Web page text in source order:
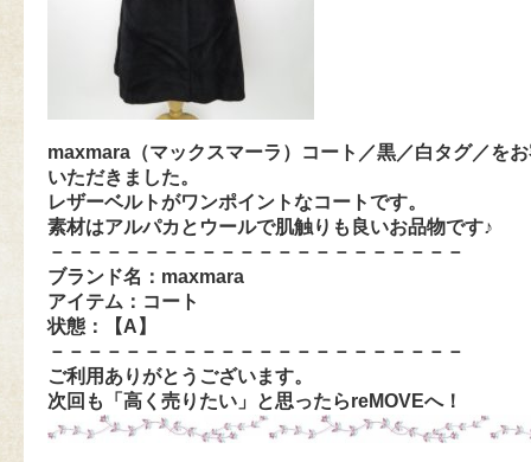
maxmara（マックスマーラ）コート／黒／白タグ／を
いただきました。
レザーベルトがワンポイントなコートです。
素材はアルパカとウールで肌触りも良いお品物です♪
－－－－－－－－－－－－－－－－－－－－－－
ブランド名： maxmara
アイテム：コート
状態：【A 】
－－－－－－－－－－－－－－－－－－－－－－
ご利用ありがとうございます。
次回も「高く売りたい」と思ったらreMOVEへ！